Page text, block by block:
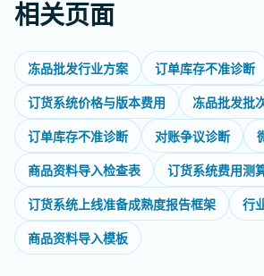
相关页面
冻品批发行业方案
订单库存不准诊断
订货系统价格与版本费用
冻品批发批
订单库存不准诊断
对账争议诊断
商品资料导入检查表
订货系统费用测
订货系统上线准备成熟度报告框架
行
商品资料导入模板